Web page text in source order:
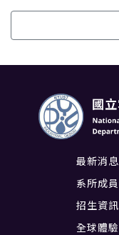
最新消息
系所成員
招生資訊
全球體驗